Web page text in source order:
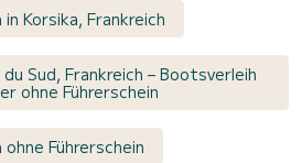
Korsika, Frankreich
Sud, Frankreich – Bootsverleih
ohne Führerschein
Führerschein